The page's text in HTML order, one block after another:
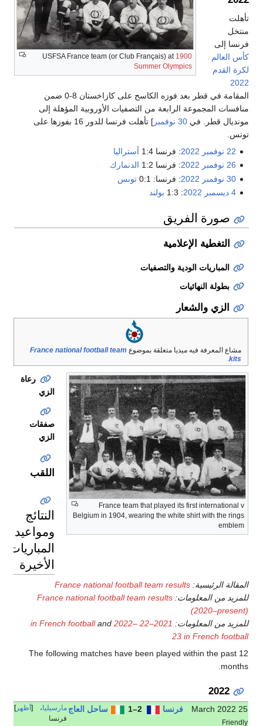
USFSA France team (or
المقامة في قطر بعد فوزه الكاسح على كازاخستان 8-0 ضمن
الأوروبية المؤهلة إلى
] تأهلت فرنسا للدور 16 بفوزها على
France national football team
France
Belgium in 1904,
رعاة
الزي
صفقات
الزي
اللقب
النتائج
ومواعيد
France national
France national football
and
The following matches
ساحل العاج أظهر مارسيليا ،